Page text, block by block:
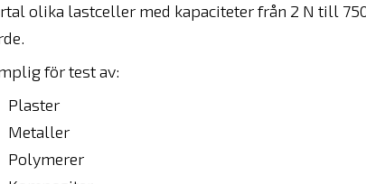
olika lastceller med kapaciteter från 2 N till
för test av:
Plaster
Metaller
Polymerer